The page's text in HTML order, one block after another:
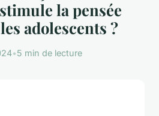
la pensée
adolescents ?
•5 min de lecture